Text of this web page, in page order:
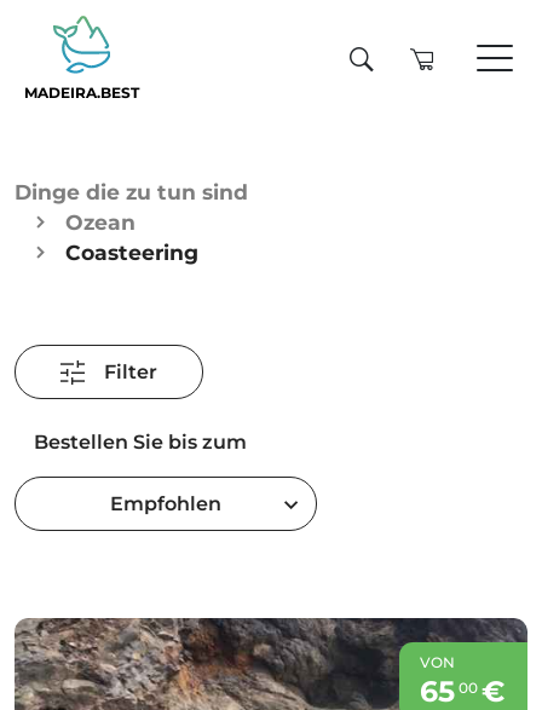
MADEIRA.BEST
Dinge die zu tun sind
Ozean
Coasteering
Filter
Bestellen Sie bis zum
Empfohlen
VON
65 00€